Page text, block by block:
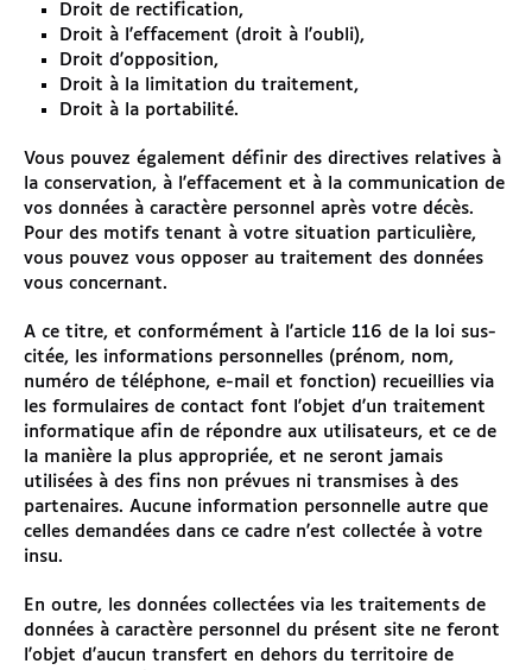
Droit de rectification,
Droit à l'effacement (droit à l'oubli),
Droit d'opposition,
Droit à la limitation du traitement,
Droit à la portabilité.
Vous pouvez également définir des directives relatives à
la conservation, à l'effacement et à la communication de
vos données à caractère personnel après votre décès.
Pour des motifs tenant à votre situation particulière,
vous pouvez vous opposer au traitement des données
vous concernant.
A ce titre, et conformément à l'article 116 de la loi sus-
citée, les informations personnelles (prénom, nom,
numéro de téléphone, e-mail et fonction) recueillies via
les formulaires de contact font l'objet d'un traitement
informatique afin de répondre aux utilisateurs, et ce de
la manière la plus appropriée, et ne seront jamais
utilisées à des fins non prévues ni transmises à des
partenaires. Aucune information personnelle autre que
celles demandées dans ce cadre n'est collectée à votre
insu.
En outre, les données collectées via les traitements de
données à caractère personnel du présent site ne feront
l'objet d'aucun transfert en dehors du territoire de